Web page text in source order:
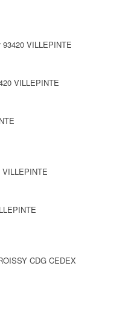
VILLEPINTE
VILLEPINTE
CDG CEDEX